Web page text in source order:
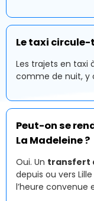
Le taxi
Les trajets en taxi
comme de nuit, y
Peut-on se
La Madeleine ?
Oui. Un transfert
depuis ou vers
l’heure convenue